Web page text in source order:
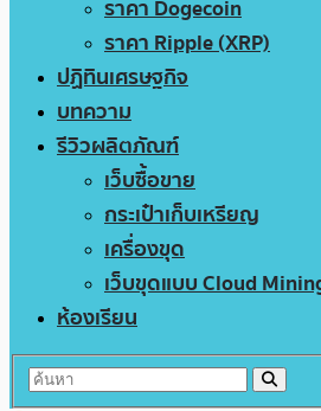
ราคา Dogecoin
ราคา Ripple (XRP)
ปฏิทินเศรษฐกิจ
บทความ
รีวิวผลิตภัณฑ์
เว็บซื้อขาย
กระเป๋าเก็บเหรียญ
เครื่องขุด
เว็บขุดแบบ Cloud
ห้องเรียน